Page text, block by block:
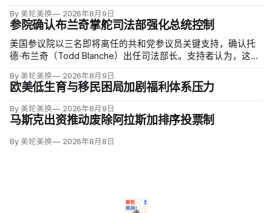
Moreno）指控家暴并予以否认，众院道德委员会同时调查他是
否涉及家庭暴力、虐待或非法用药。
By 美轮美换 2026年8月9日
参院确认布兰奇掌舵司法部强化总统控制
美国参议院以三名即将离任的共和党参议员关键支持，确认托
德·布兰奇（Todd Blanche）出任司法部长。支持者认为，这位
冲动；
By 美轮美换 2026年8月9日
欧美低生育与移民困局加剧福利体系压力
By 美轮美换 2026年8月9日
马斯克出资推动废除阿拉斯加排序投票制
By 美轮美换 2026年8月8日